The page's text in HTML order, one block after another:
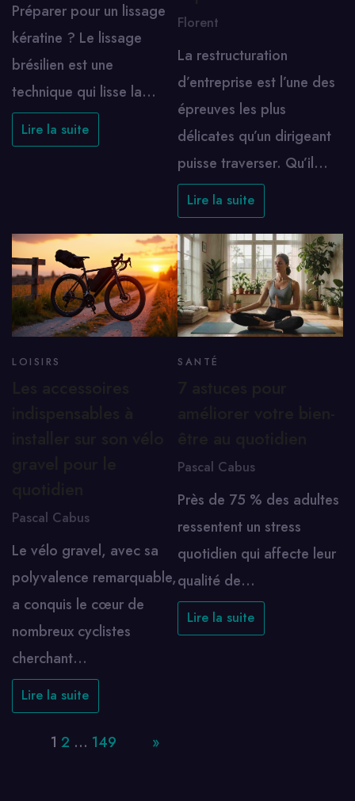
Préparer pour un lissage
kératine ? Le lissage
brésilien est une
technique qui lisse la…
Lire la suite
Florent
La restructuration
d’entreprise est l’une des
épreuves les plus
délicates qu’un dirigeant
puisse traverser. Qu’il…
Lire la suite
LOISIRS
Pascal Cabus
Le vélo gravel, avec sa
polyvalence remarquable,
a conquis le cœur de
nombreux cyclistes
cherchant…
Lire la suite
SANTÉ
Pascal Cabus
Près de 75 % des adultes
ressentent un stress
quotidien qui affecte leur
qualité de…
Lire la suite
1 2 … 149 »